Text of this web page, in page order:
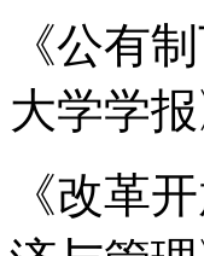
《公有
大学学
《改革